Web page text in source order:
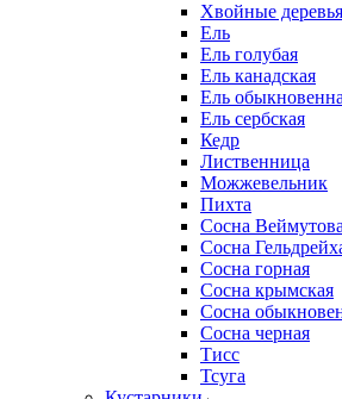
Хвойные деревья
Ель
Ель голубая
Ель канадская
Ель
Ель сербская
Кедр
Лиственница
Можжевельник
Пихта
Сосна Веймутова
Сосна
Сосна горная
Сосна крымская
Сосна
Сосна черная
Тисс
Тсуга